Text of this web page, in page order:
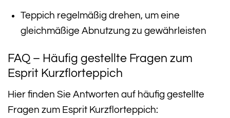
Teppich regelmäßig drehen, um eine
gleichmäßige Abnutzung zu gewährleisten
FAQ – Häufig gestellte Fragen zum
Esprit Kurzflorteppich
Hier finden Sie Antworten auf häufig gestellte
Fragen zum Esprit Kurzflorteppich: